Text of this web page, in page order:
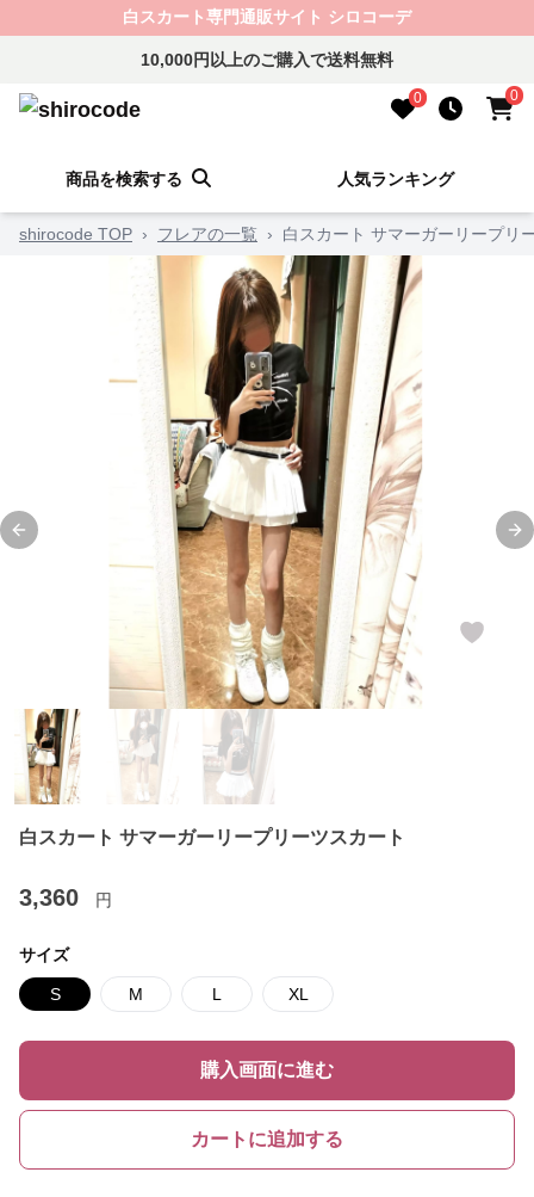
白スカート専門通販サイト シロコーデ
10,000円以上のご購入で送料無料
0 0
商品を検索する 人気ランキング
shirocode TOP › フレアの一覧 › 白スカート サマーガーリープリ
Previous slide
白スカート サマーガーリープリーツスカート
3,360 円
サイズ
S M L XL
購入画面に進む
カートに追加する